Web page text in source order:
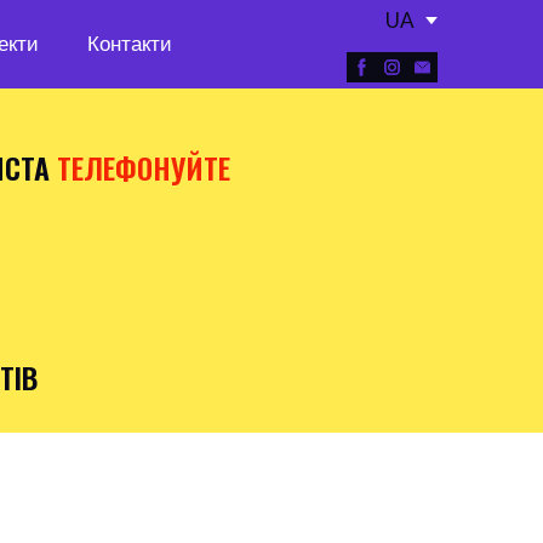
Контакти
UA
ТЕЛЕФОНУЙТЕ